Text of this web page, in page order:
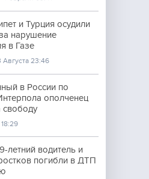
и Турция осудили
нарушение
в Газе
Августа 23:46
в России по
ополченец
летний водитель и
погибли в ДТП